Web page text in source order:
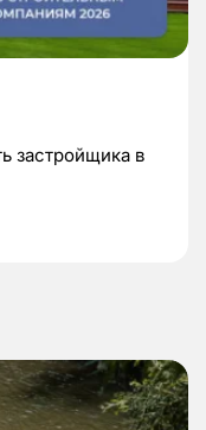
застройщика в